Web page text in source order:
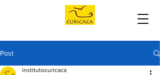
Post
institutocuricaca